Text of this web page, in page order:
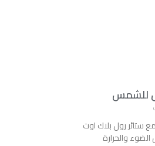
للشمس
ستائر رول بلاك اوت
والحرارة